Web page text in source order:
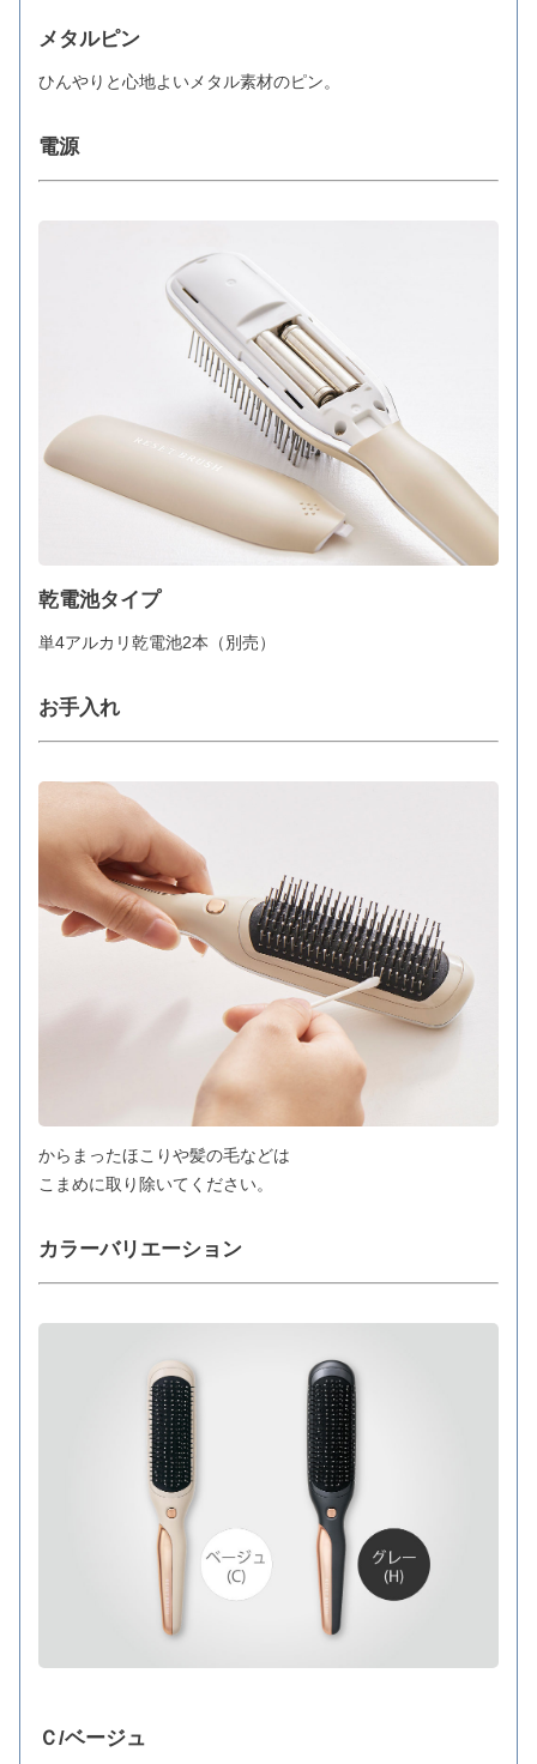
メタルピン
ひんやりと心地よいメタル素材のピン。
電源
乾電池タイプ
単4アルカリ乾電池2本（別売）
お手入れ
からまったほこりや髪の毛などは
こまめに取り除いてください。
カラーバリエーション
Ｃ/ベージュ